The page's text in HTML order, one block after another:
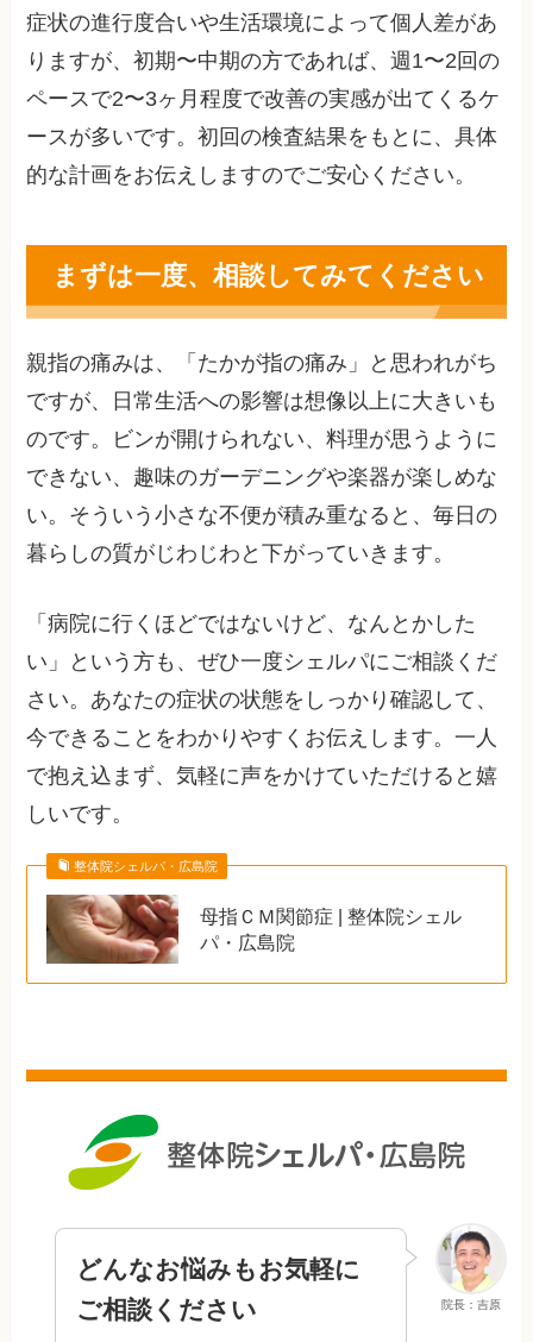
症状の進行度合いや生活環境によって個人差があ
りますが、初期〜中期の方であれば、週1〜2回の
ペースで2〜3ヶ月程度で改善の実感が出てくるケ
ースが多いです。初回の検査結果をもとに、具体
的な計画をお伝えしますのでご安心ください。
まずは一度、相談してみてください
親指の痛みは、「たかが指の痛み」と思われがち
ですが、日常生活への影響は想像以上に大きいも
のです。ビンが開けられない、料理が思うように
できない、趣味のガーデニングや楽器が楽しめな
い。そういう小さな不便が積み重なると、毎日の
暮らしの質がじわじわと下がっていきます。
「病院に行くほどではないけど、なんとかした
い」という方も、ぜひ一度シェルパにご相談くだ
さい。あなたの症状の状態をしっかり確認して、
今できることをわかりやすくお伝えします。一人
で抱え込まず、気軽に声をかけていただけると嬉
しいです。
整体院シェルパ・広島院
母指ＣＭ関節症 | 整体院シェル
パ・広島院
院長：吉原
どんなお悩みもお気軽に
ご相談ください